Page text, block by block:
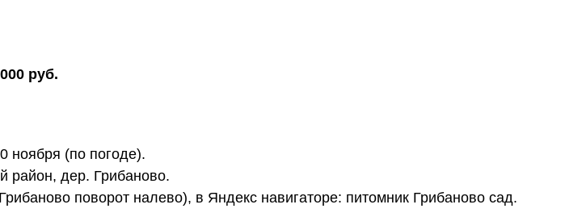
руб.
ноября (по погоде).
район, дер. Грибаново.
поворот налево), в Яндекс навигаторе: питомник Грибаново сад.